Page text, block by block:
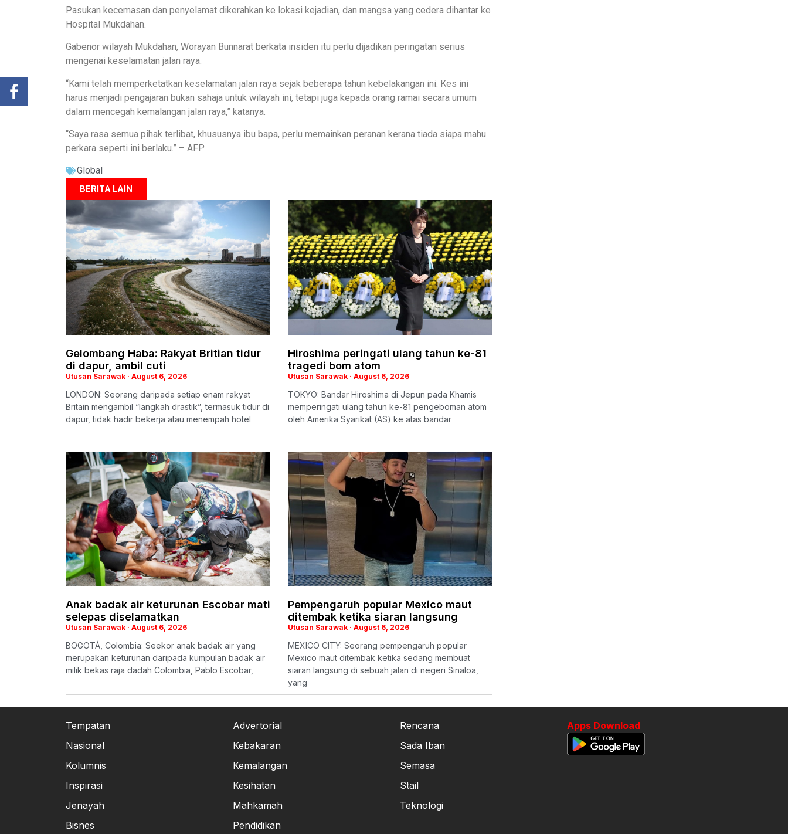
Pasukan kecemasan dan penyelamat dikerahkan ke lokasi kejadian, dan mangsa yang cedera dihantar ke
Hospital Mukdahan.
Gabenor wilayah Mukdahan, Worayan Bunnarat berkata insiden itu perlu dijadikan peringatan serius
mengenai keselamatan jalan raya.
“Kami telah memperketatkan keselamatan jalan raya sejak beberapa tahun kebelakangan ini. Kes ini
harus menjadi pengajaran bukan sahaja untuk wilayah ini, tetapi juga kepada orang ramai secara umum
dalam mencegah kemalangan jalan raya,” katanya.
“Saya rasa semua pihak terlibat, khususnya ibu bapa, perlu memainkan peranan kerana tiada siapa mahu
perkara seperti ini berlaku.” – AFP
Global
BERITA LAIN
Gelombang Haba: Rakyat Britian tidur
di dapur, ambil cuti
Utusan Sarawak August 6, 2026
LONDON: Seorang daripada setiap enam rakyat
Britain mengambil “langkah drastik”, termasuk tidur di
dapur, tidak hadir bekerja atau menempah hotel
Hiroshima peringati ulang tahun ke-81
tragedi bom atom
Utusan Sarawak August 6, 2026
TOKYO: Bandar Hiroshima di Jepun pada Khamis
memperingati ulang tahun ke-81 pengeboman atom
oleh Amerika Syarikat (AS) ke atas bandar
Anak badak air keturunan Escobar mati
selepas diselamatkan
Utusan Sarawak August 6, 2026
BOGOTÁ, Colombia: Seekor anak badak air yang
merupakan keturunan daripada kumpulan badak air
milik bekas raja dadah Colombia, Pablo Escobar,
Pempengaruh popular Mexico maut
ditembak ketika siaran langsung
Utusan Sarawak August 6, 2026
MEXICO CITY: Seorang pempengaruh popular
Mexico maut ditembak ketika sedang membuat
siaran langsung di sebuah jalan di negeri Sinaloa,
yang
Tempatan
Nasional
Kolumnis
Inspirasi
Jenayah
Bisnes
Advertorial
Kebakaran
Kemalangan
Kesihatan
Mahkamah
Pendidikan
Rencana
Sada Iban
Semasa
Stail
Teknologi
Apps Download